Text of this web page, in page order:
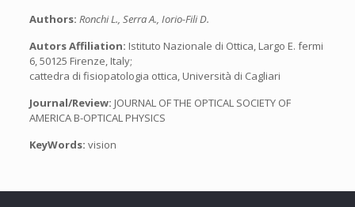
Authors: Ronchi L., Serra A., Iorio-Fili D.
Autors Affiliation: Istituto Nazionale di Ottica, Largo E. fermi
6, 50125 Firenze, Italy;
cattedra di fisiopatologia ottica, Università di Cagliari
Journal/Review: JOURNAL OF THE OPTICAL SOCIETY OF
AMERICA B-OPTICAL PHYSICS
KeyWords: vision